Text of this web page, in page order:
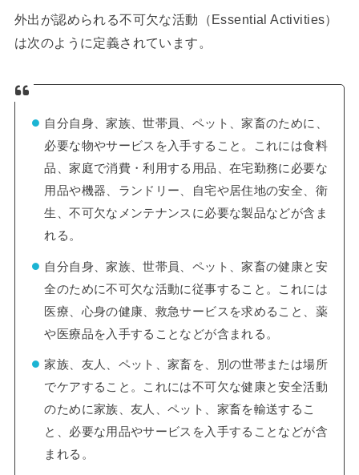
外出が認められる不可欠な活動（Essential Activities）
は次のように定義されています。
自分自身、家族、世帯員、ペット、家畜のために、
必要な物やサービスを入手すること。これには食料
品、家庭で消費・利用する用品、在宅勤務に必要な
用品や機器、ランドリー、自宅や居住地の安全、衛
生、不可欠なメンテナンスに必要な製品などが含ま
れる。
自分自身、家族、世帯員、ペット、家畜の健康と安
全のために不可欠な活動に従事すること。これには
医療、心身の健康、救急サービスを求めること、薬
や医療品を入手することなどが含まれる。
家族、友人、ペット、家畜を、別の世帯または場所
でケアすること。これには不可欠な健康と安全活動
のために家族、友人、ペット、家畜を輸送するこ
と、必要な用品やサービスを入手することなどが含
まれる。